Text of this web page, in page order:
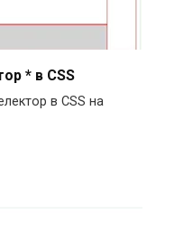
* в CSS
в CSS на